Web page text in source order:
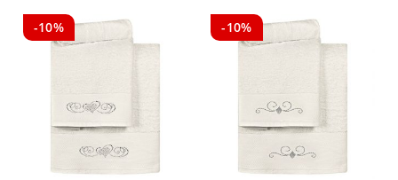
€24.30. €14.85.
-10% -10%